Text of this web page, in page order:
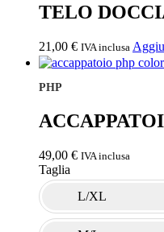
TELO
21,00 € IVA inclusa
PHP
49,00 € IVA inclusa
Taglia
L/XL